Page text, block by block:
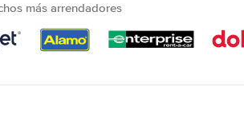
más arrendadores